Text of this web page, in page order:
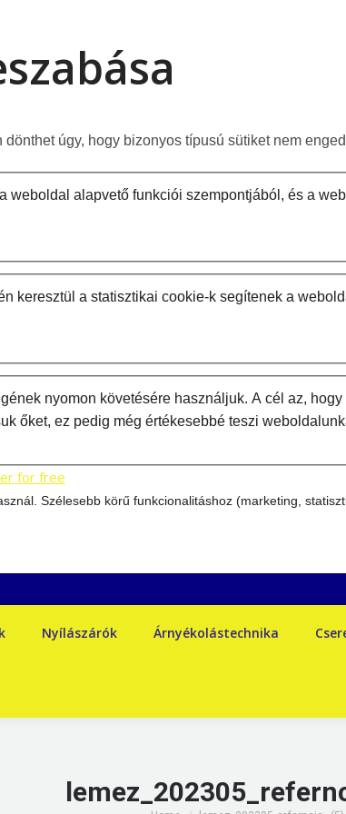
úgy, hogy bizonyos típusú sütiket nem
weboldal alapvető funkciói szempontjából, és a
keresztül a statisztikai cookie-k segítenek a
nyomon követésére használjuk. A cél az,
őket, ez pedig még értékesebbé teszi
for free
Szélesebb körű funkcionalitáshoz (marketing,
Nyílászárók Árnyékolástechnika